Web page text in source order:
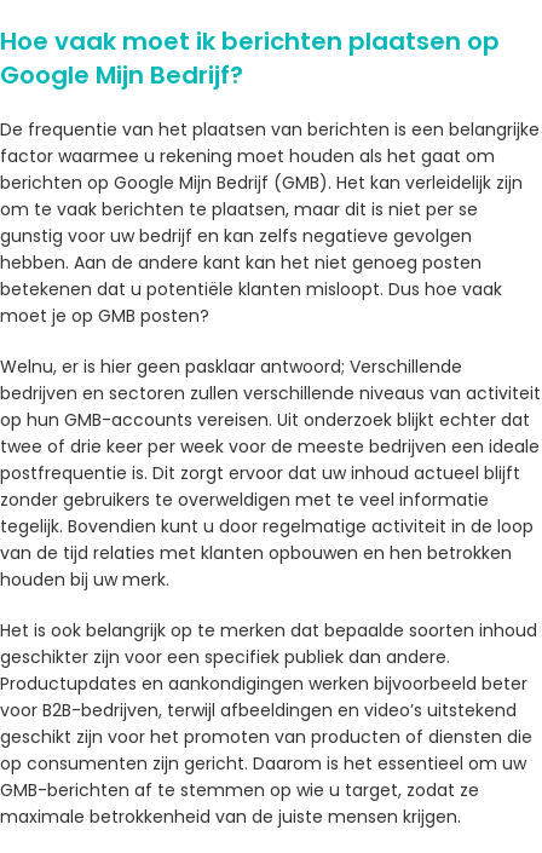
Hoe vaak moet ik berichten plaatsen op
Google Mijn Bedrijf?
De frequentie van het plaatsen van berichten is een belangrijke
factor waarmee u rekening moet houden als het gaat om
berichten op Google Mijn Bedrijf (GMB). Het kan verleidelijk zijn
om te vaak berichten te plaatsen, maar dit is niet per se
gunstig voor uw bedrijf en kan zelfs negatieve gevolgen
hebben. Aan de andere kant kan het niet genoeg posten
betekenen dat u potentiële klanten misloopt. Dus hoe vaak
moet je op GMB posten?
Welnu, er is hier geen pasklaar antwoord; Verschillende
bedrijven en sectoren zullen verschillende niveaus van activiteit
op hun GMB-accounts vereisen. Uit onderzoek blijkt echter dat
twee of drie keer per week voor de meeste bedrijven een ideale
postfrequentie is. Dit zorgt ervoor dat uw inhoud actueel blijft
zonder gebruikers te overweldigen met te veel informatie
tegelijk. Bovendien kunt u door regelmatige activiteit in de loop
van de tijd relaties met klanten opbouwen en hen betrokken
houden bij uw merk.
Het is ook belangrijk op te merken dat bepaalde soorten inhoud
geschikter zijn voor een specifiek publiek dan andere.
Productupdates en aankondigingen werken bijvoorbeeld beter
voor B2B-bedrijven, terwijl afbeeldingen en video’s uitstekend
geschikt zijn voor het promoten van producten of diensten die
op consumenten zijn gericht. Daarom is het essentieel om uw
GMB-berichten af ​​te stemmen op wie u target, zodat ze
maximale betrokkenheid van de juiste mensen krijgen.